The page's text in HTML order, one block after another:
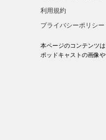
利用規約
プライバシーポリシー
本ページのコンテンツ
ポッドキャストの画像